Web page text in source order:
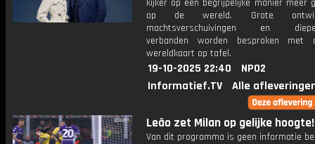
kijker op een begrijpelijke manier meer
op de wereld. Grote
machtsverschuivingen en
verbanden worden besproken met
wereldkaart op tafel.
19-10-2025 22:40
NPO2
Informatief.TV
Alle
Leão zet Milan op gelijke hoogte!
Van dit programma is geen informatie